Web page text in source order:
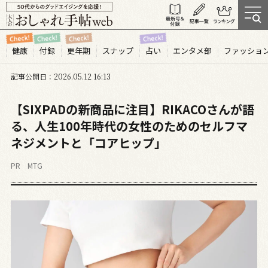
健康 付録 更年期 スナップ 占い エンタメ部 ファッショ
記事公開日 2026.05 12 16:13
【SIXPADの新商品に注目】RIKACOさんが語
る、人生100年時代の女性のためのセルフマ
ネジメントと「コアヒップ」
PR MTG